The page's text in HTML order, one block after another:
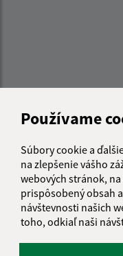
Používame
Súbory cookie a
na zlepšenie vášho
webových stránok,
prispôsobený obsah
návštevnosti našich
toho, odkiaľ naši